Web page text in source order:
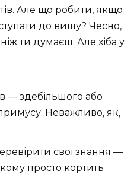
Але що робити, якщо
до вишу? Чесно,
ти думаєш. Але хіба у
— здебільшого або
Неважливо, як,
свої знання —
просто кортить